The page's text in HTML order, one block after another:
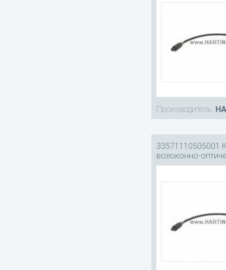
Производитель:
33571110505001
волоконно-